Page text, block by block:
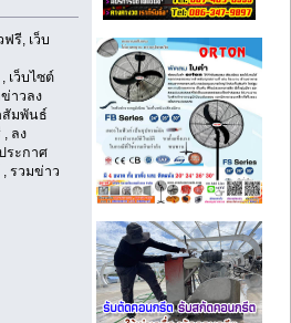
รี, เว็บ
เว็บไซต์
าวลง
สัมพันธ์
ลง
ระกาศ
รวมข่าว